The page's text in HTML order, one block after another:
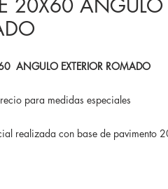
20X60 ANGULO
ANGULO EXTERIOR ROMADO
para medidas especiales
realizada con base de pavimento